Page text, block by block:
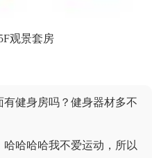
观景套房
健身房吗？健身器材多不
哈哈哈哈我不爱运动，所以